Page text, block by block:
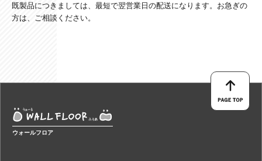
既製品につきましては、最短で翌営業日の配送になります。お急ぎの
方は、ご相談ください。
ウォールフロア